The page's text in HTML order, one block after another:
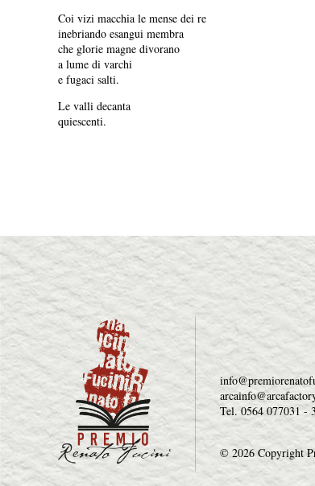
Coi vizi macchia le mense dei re
inebriando esangui membra
che glorie magne divorano
a lume di varchi
e fugaci salti.
Le valli decanta
quiescenti.
Tel. 0564 077031 -
© 2026 Copyright